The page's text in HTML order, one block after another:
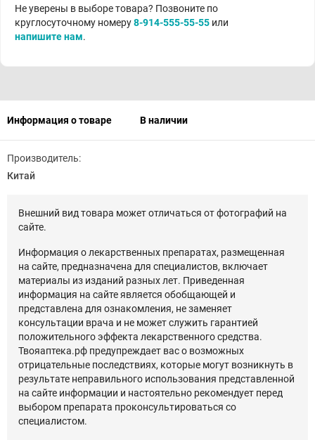
Не уверены в выборе товара? Позвоните по
круглосуточному номеру8-914-555-55-55 или
напишите нам.
Информация о товаре В наличии
Производитель:
Китай
Внешний вид товара может отличаться от фотографий на
сайте.
Информация о лекарственных препаратах, размещенная
на сайте, предназначена для специалистов, включает
материалы из изданий разных лет. Приведенная
информация на сайте является обобщающей и
представлена для ознакомления, не заменяет
консультации врача и не может служить гарантией
положительного эффекта лекарственного средства.
Твояаптека.рф предупреждает вас о возможных
отрицательные последствиях, которые могут возникнуть в
результате неправильного использования представленной
на сайте информации и настоятельно рекомендует перед
выбором препарата проконсультироваться со
специалистом.